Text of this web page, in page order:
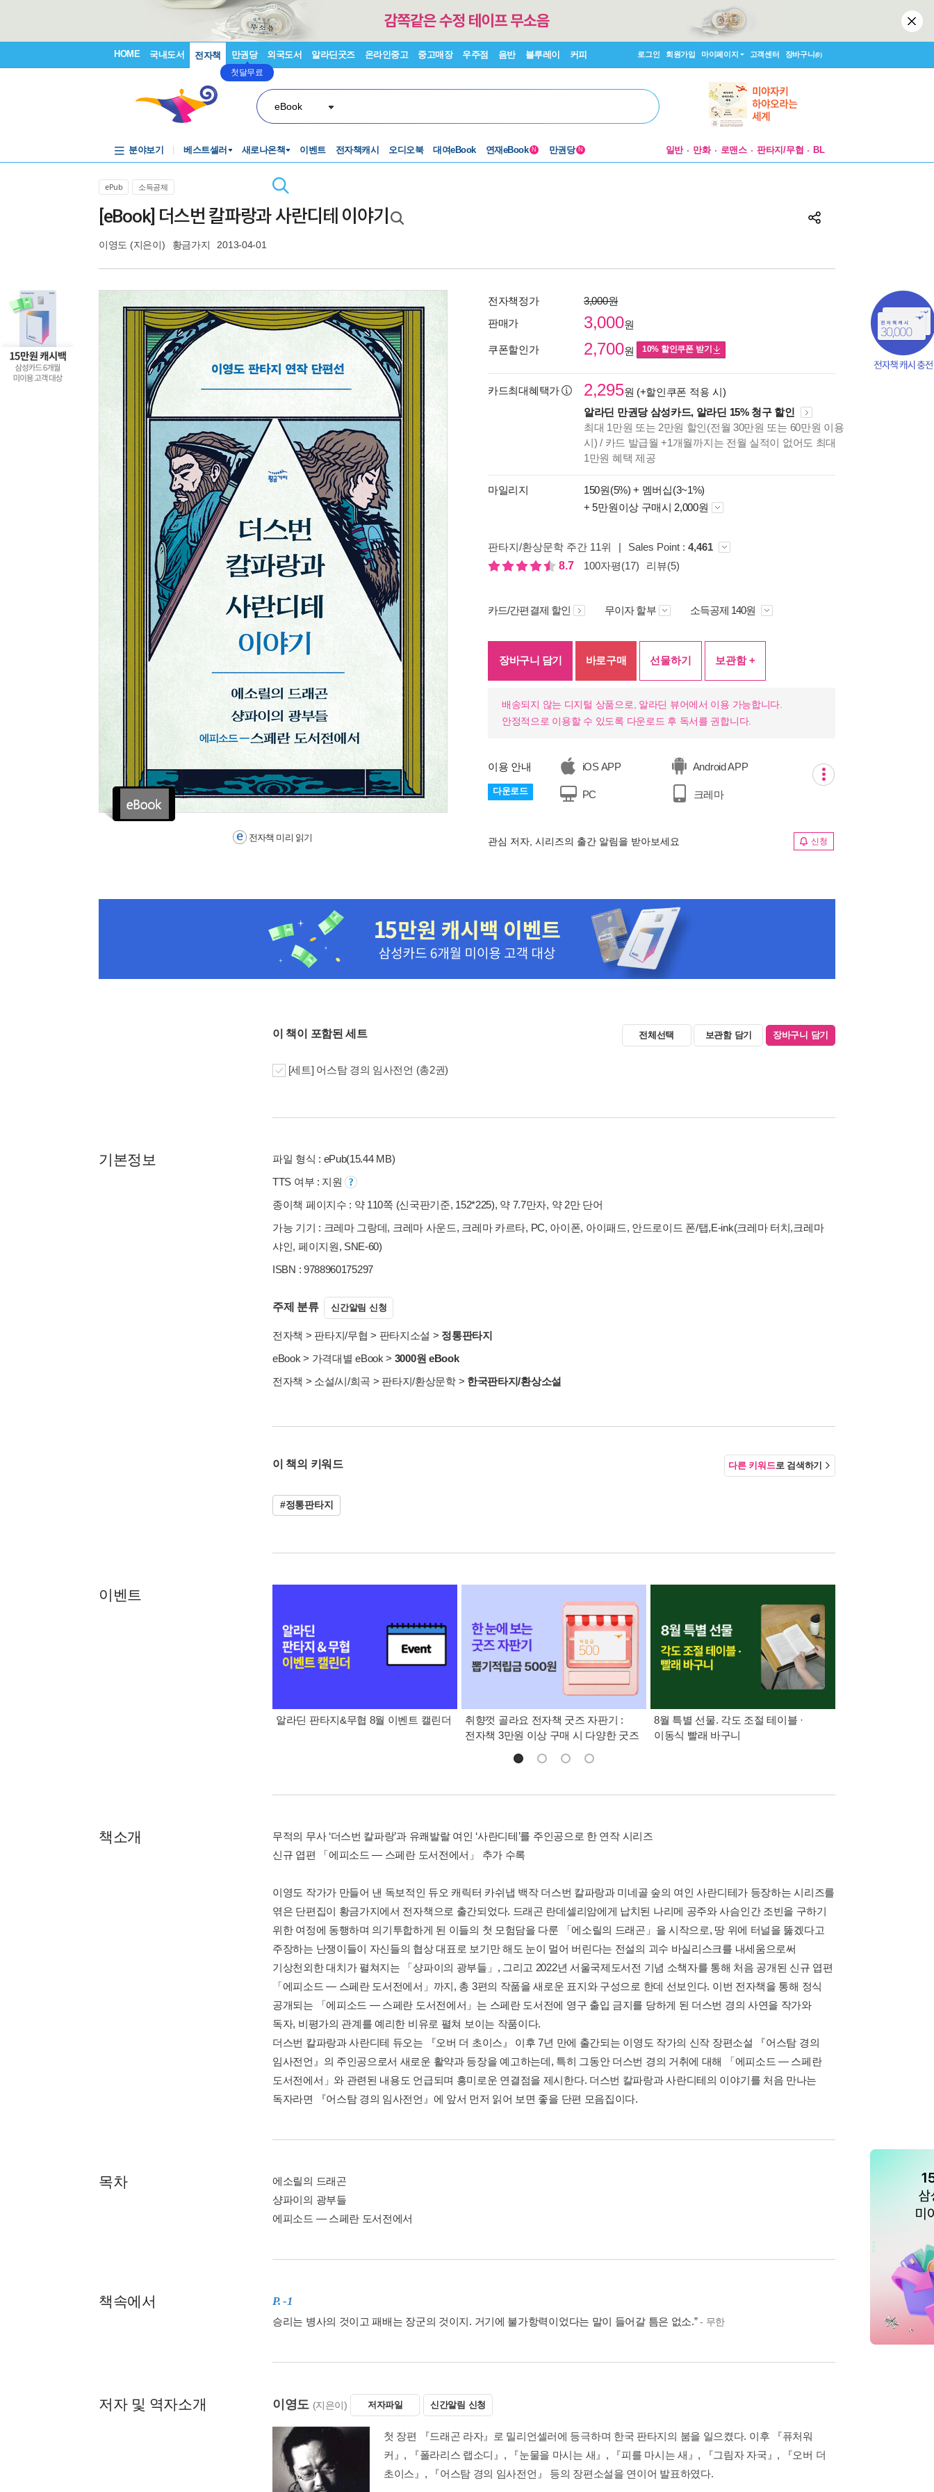
HOME 국내도서 전자책 만권당
첫달무료
외국도서 알라딘굿즈 온라인중고 중고매장 우주점 음반 블루레이 커피 로그인 회원가입 마이페이지 고객센터 장바구니(0)
eBook
분야보기 베스트셀러 새로나온책 이벤트 전자책캐시 오디오북 대여eBook 연재eBook N 만권당 N 일반 만화 로맨스 판타지/무협 BL
ePub 소득공제
[eBook] 더스번 칼파랑과 사란디테 이야기
이영도 (지은이) 황금가지 2013-04-01
전자책 미리 읽기
전자책정가
3,000원
판매가
3,000원
쿠폰할인가 2,700원 10% 할인쿠폰 받기
카드최대혜택가 2,295원 (+할인쿠폰 적용 시)
알라딘 만권당 삼성카드, 알라딘 15% 청구 할인
최대 1만원 또는 2만원 할인(전월 30만원 또는 60만원 이용
시) / 카드 발급월 +1개월까지는 전월 실적이 없어도 최대
1만원 혜택 제공
마일리지 150원(5%) + 멤버십(3~1%)
+ 5만원이상 구매시 2,000원
판타지/환상문학 주간 11위 | Sales Point : 4,461
8.7
100자평(17) 리뷰(5)
카드/간편결제 할인 무이자 할부 소득공제 140원
장바구니 담기 바로구매 선물하기 보관함 +
배송되지 않는 디지털 상품으로, 알라딘 뷰어에서 이용 가능합니다.
안정적으로 이용할 수 있도록 다운로드 후 독서를 권합니다.
이용 안내
다운로드
iOS APP Android APP
PC 크레마
관심 저자, 시리즈의 출간 알림을 받아보세요 신청
이 책이 포함된 세트 전체선택 보관함 담기 장바구니 담기
[세트] 어스탐 경의 임사전언 (총2권)
기본정보
파일 형식 : ePub(15.44 MB)
TTS 여부 : 지원
종이책 페이지수 : 약 110쪽 (신국판기준, 152*225), 약 7.7만자, 약 2만 단어
가능 기기 : 크레마 그랑데, 크레마 사운드, 크레마 카르타, PC, 아이폰, 아이패드, 안드로이드 폰/탭,E-ink(크레마 터치,크레마
샤인, 페이지원, SNE-60)
ISBN : 9788960175297
주제 분류 신간알림 신청
전자책 > 판타지/무협 > 판타지소설 > 정통판타지
eBook > 가격대별 eBook > 3000원 eBook
전자책 > 소설/시/희곡 > 판타지/환상문학> 한국판타지/환상소설
이 책의 키워드 다른 키워드로 검색하기
#정통판타지
이벤트
알라딘 판타지&무협 8월 이벤트 캘린더
취향껏 골라요 전자책 굿즈 자판기 :
전자책 3만원 이상 구매 시 다양한 굿즈
8월 특별 선물. 각도 조절 테이블 ·
이동식 빨래 바구니
책소개
무적의 무사 ‘더스번 칼파랑’과 유쾌발랄 여인 ‘사란디테’를 주인공으로 한 연작 시리즈
신규 엽편 「에피소드 ― 스페란 도서전에서」 추가 수록
이영도 작가가 만들어 낸 독보적인 듀오 캐릭터 카쉬냅 백작 더스번 칼파랑과 미네골 숲의 여인 사란디테가 등장하는 시리즈를
엮은 단편집이 황금가지에서 전자책으로 출간되었다. 드래곤 란데셀리암에게 납치된 나리메 공주와 사슴인간 조빈을 구하기
위한 여정에 동행하며 의기투합하게 된 이들의 첫 모험담을 다룬 「에소릴의 드래곤」을 시작으로, 땅 위에 터널을 뚫겠다고
주장하는 난쟁이들이 자신들의 협상 대표로 보기만 해도 눈이 멀어 버린다는 전설의 괴수 바실리스크를 내세움으로써
기상천외한 대치가 펼쳐지는 「샹파이의 광부들」, 그리고 2022년 서울국제도서전 기념 소책자를 통해 처음 공개된 신규 엽편
「에피소드 ― 스페란 도서전에서」까지, 총 3편의 작품을 새로운 표지와 구성으로 한데 선보인다. 이번 전자책을 통해 정식
공개되는 「에피소드 ― 스페란 도서전에서」는 스페란 도서전에 영구 출입 금지를 당하게 된 더스번 경의 사연을 작가와
독자, 비평가의 관계를 예리한 비유로 펼쳐 보이는 작품이다.
더스번 칼파랑과 사란디테 듀오는 『오버 더 초이스』 이후 7년 만에 출간되는 이영도 작가의 신작 장편소설 『어스탐 경의
임사전언』의 주인공으로서 새로운 활약과 등장을 예고하는데, 특히 그동안 더스번 경의 거취에 대해 「에피소드 ― 스페란
도서전에서」와 관련된 내용도 언급되며 흥미로운 연결점을 제시한다. 더스번 칼파랑과 사란디테의 이야기를 처음 만나는
독자라면 『어스탐 경의 임사전언』에 앞서 먼저 읽어 보면 좋을 단편 모음집이다.
목차
에소릴의 드래곤
샹파이의 광부들
에피소드 ― 스페란 도서전에서
책속에서 P. -1
승리는 병사의 것이고 패배는 장군의 것이지. 거기에 불가항력이었다는 말이 들어갈 틈은 없소.”- 무한
저자 및 역자소개 이영도 (지은이) 저자파일 신간알림 신청
첫 장편 『드래곤 라자』로 밀리언셀러에 등극하며 한국 판타지의 붐을 일으켰다. 이후 『퓨처워
커』, 『폴라리스 랩소디』, 『눈물을 마시는 새』, 『피를 마시는 새』, 『그림자 자국』, 『오버 더
초이스』, 『어스탐 경의 임사전언』 등의 장편소설을 연이어 발표하였다.